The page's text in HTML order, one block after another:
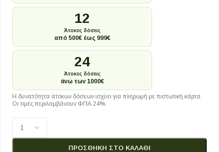
12
Άτοκες δόσεις
από 500€ έως 999€
24
Άτοκες δόσεις
άνω των 1000€
Η δυνατότητα άτοκων δόσεων ισχύει για πληρωμή με πιστωτική κάρτα.
Οι τιμές περιλαμβάνουν ΦΠΑ 24%.
ΠΡΟΣΘΉΚΗ ΣΤΟ ΚΑΛΆΘΙ